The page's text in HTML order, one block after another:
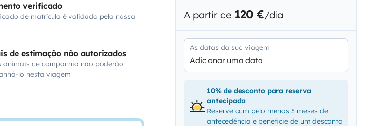
verificado
de matrícula é validado pela nossa
de estimação não autorizados
animais de companhia não poderão
lo nesta viagem
A partir de 120 €/dia
As datas da sua viagem
Adicionar uma data
10% de desconto para reserva
antecipada
Reserve com pelo menos 5 meses de
antecedência e beneficie de um desconto